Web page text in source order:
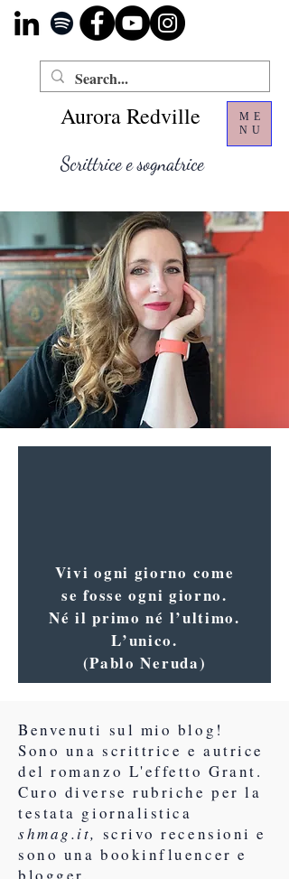
ME
NU
Scrittrice e sognatrice
Aurora Redville
Vivi ogni giorno come
se fosse ogni giorno.
Né il primo né l’ultimo.
L’unico.
(Pablo Neruda)
Benvenuti sul mio blog!
Sono una scrittrice e autrice
del romanzo L'effetto Grant.
Curo diverse rubriche per la
testata giornalistica
shmag.it, scrivo recensioni e
sono una bookinfluencer e